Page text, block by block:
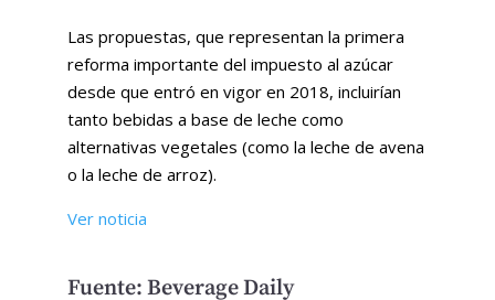
Las propuestas, que representan la primera
reforma importante del impuesto al azúcar
desde que entró en vigor en 2018, incluirían
tanto bebidas a base de leche como
alternativas vegetales (como la leche de avena
o la leche de arroz).
Ver noticia
Fuente: Beverage Daily